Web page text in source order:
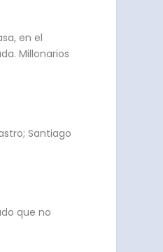
en el
Millonarios
Santiago
que no